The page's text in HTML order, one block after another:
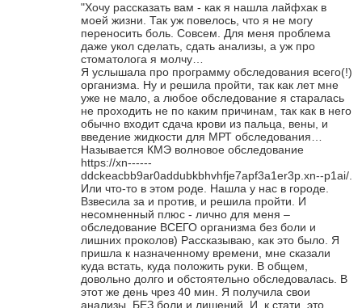
"Хочу рассказать вам - как я нашла лайфхак в
моей жизни. Так уж повелось, что я не могу
переносить боль. Совсем. Для меня проблема
даже укол сделать, сдать анализы, а уж про
стоматолога я молчу…
Я услышала про программу обследования всего(!)
организма. Ну и решила пройти, так как лет мне
уже не мало, а любое обследование я старалась
не проходить не по каким причинам, так как в него
обычно входит сдача крови из пальца, вены, и
введение жидкости для МРТ обследования…
Называется КМЭ волновое обследование
https://xn------
ddckeacbb9ar0addubkbhvhfje7apf3a1er3p.xn--p1ai/.
Или что-то в этом роде. Нашла у нас в городе.
Взвесила за и против, и решила пройти. И
несомненный плюс - лично для меня –
обследование ВСЕГО организма без боли и
лишних проколов) Рассказываю, как это было. Я
пришла к назначенному времени, мне сказали
куда встать, куда положить руки. В общем,
довольно долго и обстоятельно обследовалась. В
этот же день чрез 40 мин. Я получила свои
анализы. БЕЗ боли и лишений. И, к стати, это